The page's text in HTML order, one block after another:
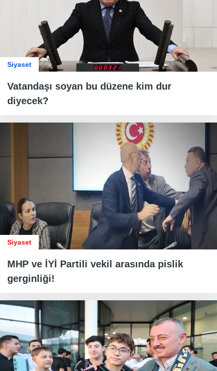
Siyaset
Vatandaşı soyan bu düzene kim dur
diyecek?
Siyaset
MHP ve İYİ Partili vekil arasında pislik
gerginliği!